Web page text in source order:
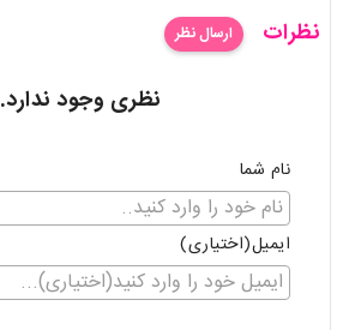
نظرات ارسال نظر
نظری وجود ندارد.
نام شما
ایمیل(اختیاری)